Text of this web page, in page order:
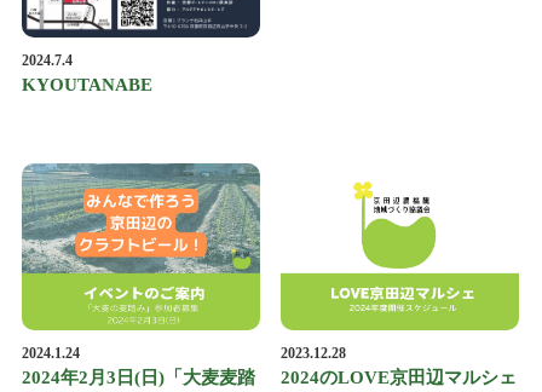
2024.7.4
KYOUTANABE
2024.1.24
2024年2月3日(日)「大麦麦踏
2023.12.28
2024のLOVE京田辺マルシェ